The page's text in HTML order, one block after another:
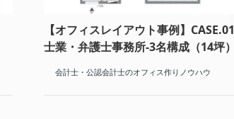
【オフィスレイアウト事例】CASE.01
士業・弁護士事務所-3名構成（14坪）
会計士・公認会計士のオフィス作りノウハウ